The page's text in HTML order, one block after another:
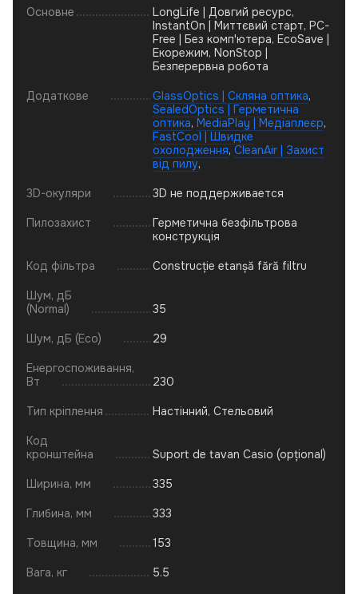
Основне
LongLife | Довгий ресурс,
InstantOn | Миттєвий старт, PC-
Free | Без комп'ютера, EcoSave |
Екорежим, NonStop |
Безперервна робота
Додаткове GlassOptics | Скляна оптика,
SealedOptics | Герметична
оптика, MediaPlay | Медіаплеєр,
FastCool | Швидке
охолодження, CleanAir | Захист
від пилу,
3D-окуляри 3D не поддерживается
Пилозахист
Герметична безфільтрова
конструкція
Код фільтра Construcție etanșă fără filtru
Шум, дБ
(Normal)
35
Шум, дБ (Eco) 29
Енергоспоживання,
Вт
230
Тип кріплення Настінний, Стельовий
Код
кронштейна
Suport de tavan Casio (opțional)
Ширина, мм 335
Глибина, мм 333
Товщина, мм 153
Вага, кг 5.5